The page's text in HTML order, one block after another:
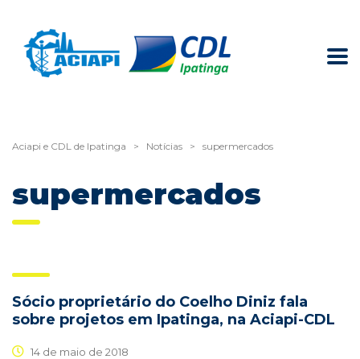
Aciapi e CDL de Ipatinga > Notícias > supermercados
supermercados
Sócio proprietário do Coelho Diniz fala
sobre projetos em Ipatinga, na Aciapi-CDL
14 de maio de 2018